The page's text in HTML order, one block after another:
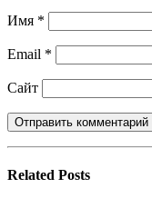
Имя *
Email *
Сайт
Related Posts